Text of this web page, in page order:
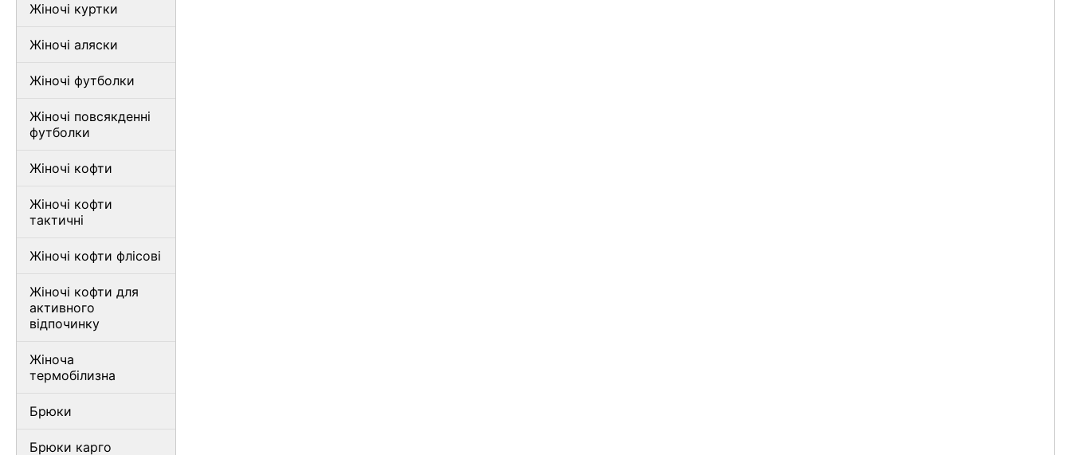
Жіночі куртки
Жіночі аляски
Жіночі футболки
Жіночі повсякденні
футболки
Жіночі кофти
Жіночі кофти
тактичні
Жіночі кофти флісові
Жіночі кофти для
активного
відпочинку
Жіноча
термобілизна
Брюки
Брюки карго